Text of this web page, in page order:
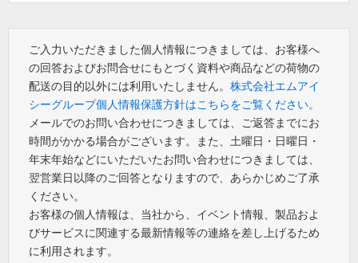
ご入力いただきました個人情報につきましては、お客様へ
の回答およびお問合せにもとづく資料や商品などの荷物の
配送の目的以外には利用いたしません。 株式会社エムアイ
シーグループ個人情報保護方針はこちらをご覧ください。
メールでのお問い合わせにつきましては、ご返答までにお
時間がかかる場合がございます。また、土曜日・日曜日・
年末年始などにいただいたお問い合わせにつきましては、
翌営業日以降のご回答となりますので、あらかじめご了承
ください。
お客様の個人情報は、当社から、イベント情報、製品およ
びサービスに関連する最新情報等の連絡を差し上げるため
に利用されます。